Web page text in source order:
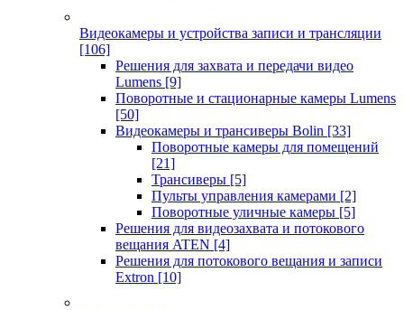
Видеокамеры и устройства записи и трансляции
[106]
Решения для захвата и передачи видео
Lumens [9]
Поворотные и стационарные камеры Lumens
[50]
Видеокамеры и трансиверы Bolin [33]
Поворотные камеры для помещений
[21]
Трансиверы [5]
Пульты управления камерами [2]
Поворотные уличные камеры [5]
Решения для видеозахвата и потокового
вещания ATEN [4]
Решения для потокового вещания и записи
Extron [10]